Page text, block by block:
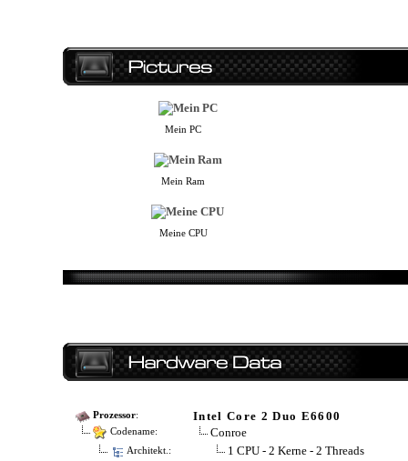
Mein PC
Mein Ram
Meine CPU
Prozessor: Intel Core 2 Duo E6600
Codename: Conroe
Architekt.: 1 CPU - 2 Kerne - 2 Threads